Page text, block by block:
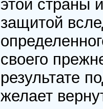
этой страны
защитой
своего
результате
желает